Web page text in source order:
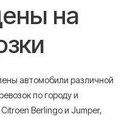
на
автомобили различной
по городу и
Berlingo и Jumper,